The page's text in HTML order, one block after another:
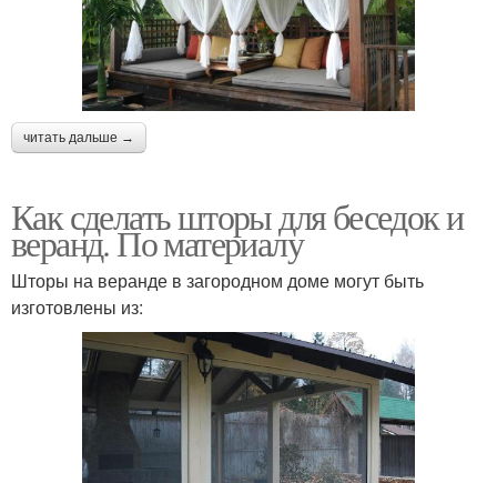
читать дальше →
Как сделать шторы для беседок и
веранд. По материалу
Шторы на веранде в загородном доме могут быть
изготовлены из: